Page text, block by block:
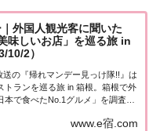
外国人観光客に聞いた
味しいお店」を巡る旅 in
10/2）
送の『帰れマンデー見っけ隊!!』は
トランを巡る旅 in 箱根。箱根で外
本で食べたNo.1グルメ」を調査！
材交渉し実食しないとクリアでき
www.e宿.com